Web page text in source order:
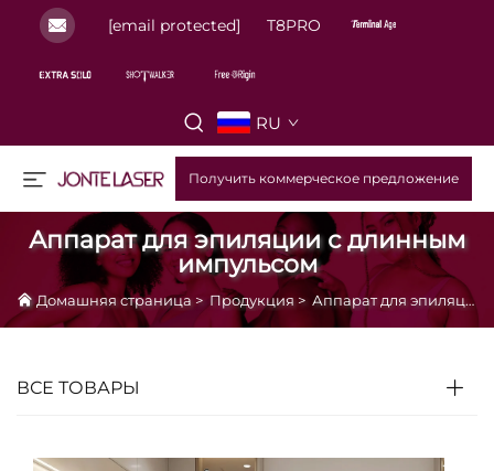
[email protected] T8PRO
RU
Получить коммерческое предложение
Аппарат для эпиляции с длинным
импульсом
Домашняя страница > Продукция > Аппарат для эпиляции с длинным импульсом
ВСЕ ТОВАРЫ